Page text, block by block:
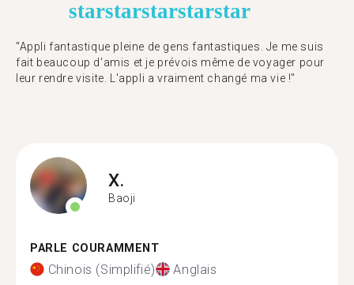
starstarstarstarstar
"Appli fantastique pleine de gens fantastiques. Je me suis
fait beaucoup d'amis et je prévois même de voyager pour
leur rendre visite. L'appli a vraiment changé ma vie !"
X.
Baoji
PARLE COURAMMENT
Chinois (Simplifié) Anglais